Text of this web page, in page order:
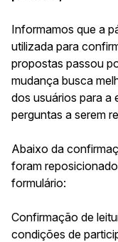
Informamos que a
utilizada para
propostas passou
mudança busca
dos usuários para a
perguntas a serem
Abaixo da
foram
formulário:
Confirmação de
condições de